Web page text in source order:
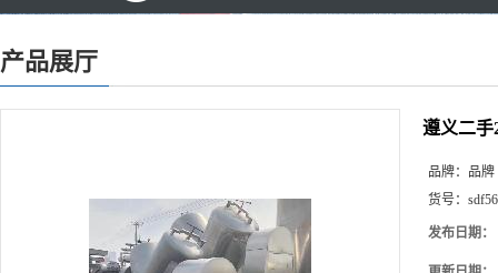
产品展厅
遵义二手
品牌： 品牌
货号： sdf56
发布日期：